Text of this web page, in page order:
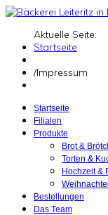
Aktuelle Seite:
Startseite
/Impressum
Startseite
Filialen
Produkte
Brot &
Torten &
Hochzeit &
Bestellungen
Das Team